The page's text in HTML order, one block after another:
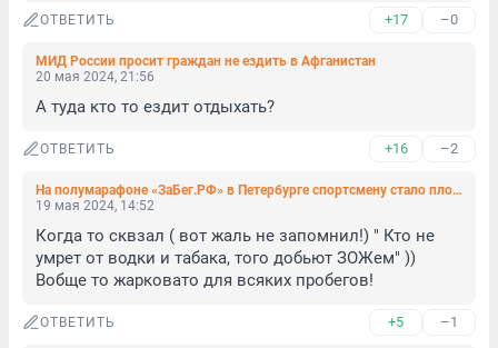
ОТВЕТИТЬ +17 –0
МИД России просит граждан не ездить в Афганистан
20 мая 2024, 21:56
А туда кто то ездит отдыхать?
ОТВЕТИТЬ +16 –2
На полумарафоне «ЗаБег.РФ» в Петербурге спортсмену стало плохо
19 мая 2024, 14:52
Когда то сквзал ( вот жаль не запомнил!) " Кто не
умрет от водки и табака, того добьют ЗОЖем" ))
Вобще то жарковато для всяких пробегов!
ОТВЕТИТЬ +5 –1